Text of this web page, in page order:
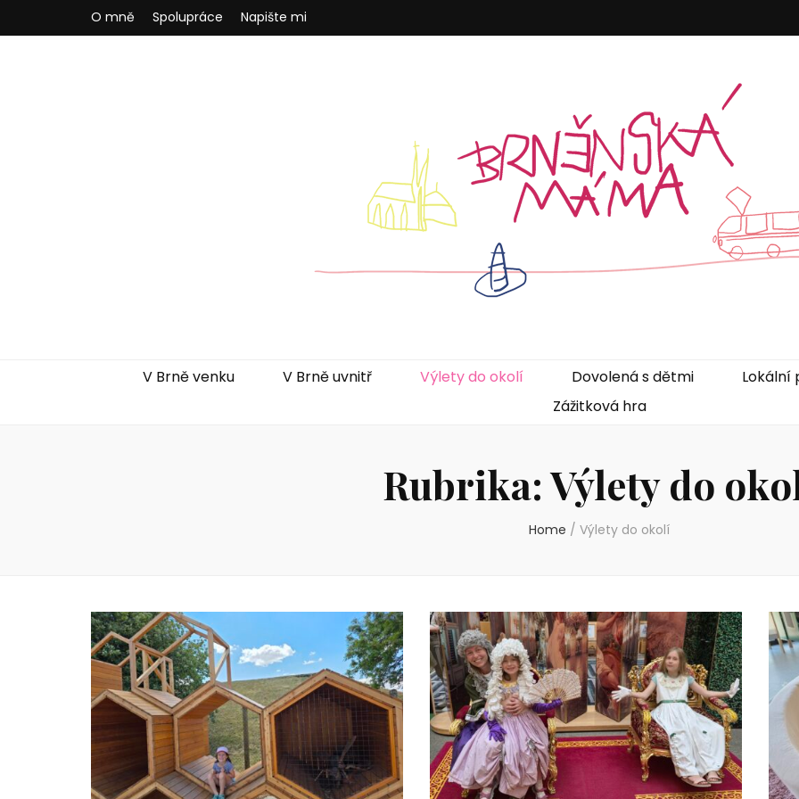
O mně Spolupráce Napište mi
V Brně venku V Brně uvnitř Výlety do okolí Dovolená s dětmi
Lokální
Zážitková hra
Rubrika:Výlety do
Home / Výlety do okolí